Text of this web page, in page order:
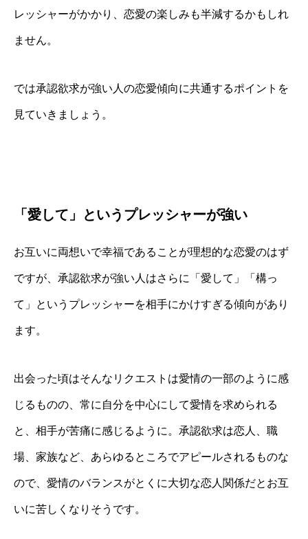
レッシャーがかかり、恋愛の楽しみも半減するかもしれ
ません。
では承認欲求が強い人の恋愛傾向に共通するポイントを
見ていきましょう。
「愛して」というプレッシャーが強い
お互いに両想いで幸福であることが理想的な恋愛のはず
ですが、承認欲求が強い人はさらに「愛して」「構っ
て」というプレッシャーを相手にかけすぎる傾向があり
ます。
出会った頃はそんなリクエストは愛情の一部のように感
じるものの、常に自分を中心にして愛情を求められる
と、相手が苦痛に感じるように。承認欲求は恋人、職
場、家族など、あらゆるところでアピールされるものな
ので、愛情のバランスがとくに大切な恋人関係だとお互
いに苦しくなりそうです。